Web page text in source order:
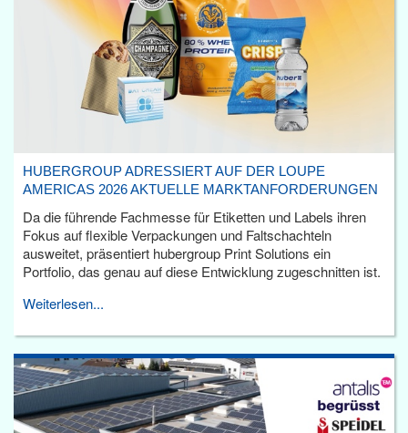
HUBERGROUP ADRESSIERT AUF DER LOUPE
AMERICAS 2026 AKTUELLE MARKTANFORDERUNGEN
Da die führende Fachmesse für Etiketten und Labels ihren
Fokus auf flexible Verpackungen und Faltschachteln
ausweitet, präsentiert hubergroup Print Solutions ein
Portfolio, das genau auf diese Entwicklung zugeschnitten ist.
Weiterlesen...